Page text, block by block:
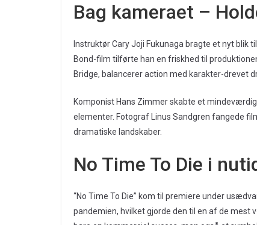
Bag kameraet –
Instruktør Cary Joji Fukunaga bragte et nyt blik
Bond-film tilførte han en friskhed til
Bridge, balancerer action med karakter-drevet
Komponist Hans Zimmer skabte et
elementer. Fotograf Linus Sandgren fangede
dramatiske landskaber.
No Time To Die i
“No Time To Die” kom til premiere under
pandemien, hvilket gjorde den til en af de mest